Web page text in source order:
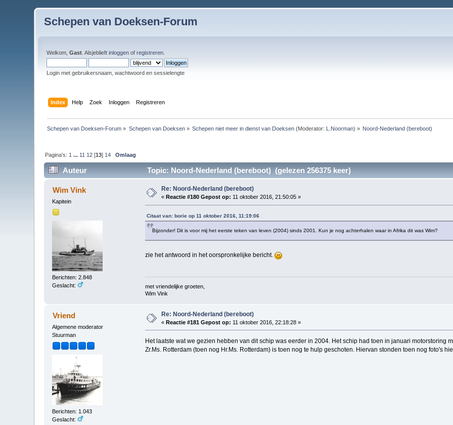
Schepen van Doeksen-Forum
Welkom,Gast . Alsjeblieftinloggen ofregistreren
Login met gebruikersnaam, wachtwoord en sessielengte
Index Help Zoek Inloggen Registreren
Schepen van Doeksen-Forum » Schepen van Doeksen» Schepen niet meer in dienst van Doeksen (Moderator: L.Noorman) » Noord-Nederland (bereboot)
Pagina's: 1 ... 11 12 [13] 14 Omlaag
Auteur Topic: Noord-Nederland (bereboot) (gelezen 256375 keer)
Wim Vink
Kapitein
Berichten: 2.848
Geslacht:
Re: Noord-Nederland (bereboot)
« Reactie #180 Gepost op: 11 oktober 2016, 21:50:05 »
Citaat van: borie op 11 oktober 2016, 11:19:06
Bijzonder! Dit is voor mij het eerste teken van leven (2004) sinds 2001. Kun je nog achterhalen waar in Afrika dit was Wim?
zie het antwoord in het oorspronkelijke bericht.
met vriendelijke groeten,
Wim Vink
Vriend
Algemene moderator
Stuurman
Berichten: 1.043
Geslacht:
Re: Noord-Nederland (bereboot)
«Reactie #181 Gepost op: 11 oktober 2016, 22:18:28 »
Het laatste wat we gezien hebben van dit schip was eerder in 2004. Het schip had toen in januari motorstoring
Zr.Ms. Rotterdam (toen nog Hr.Ms. Rotterdam) is toen nog te hulp geschoten. Hiervan stonden toen nog foto's